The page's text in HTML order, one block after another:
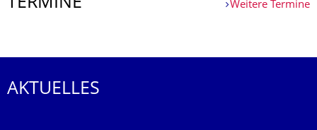
TERMINE Weitere Termine
AKTUELLES